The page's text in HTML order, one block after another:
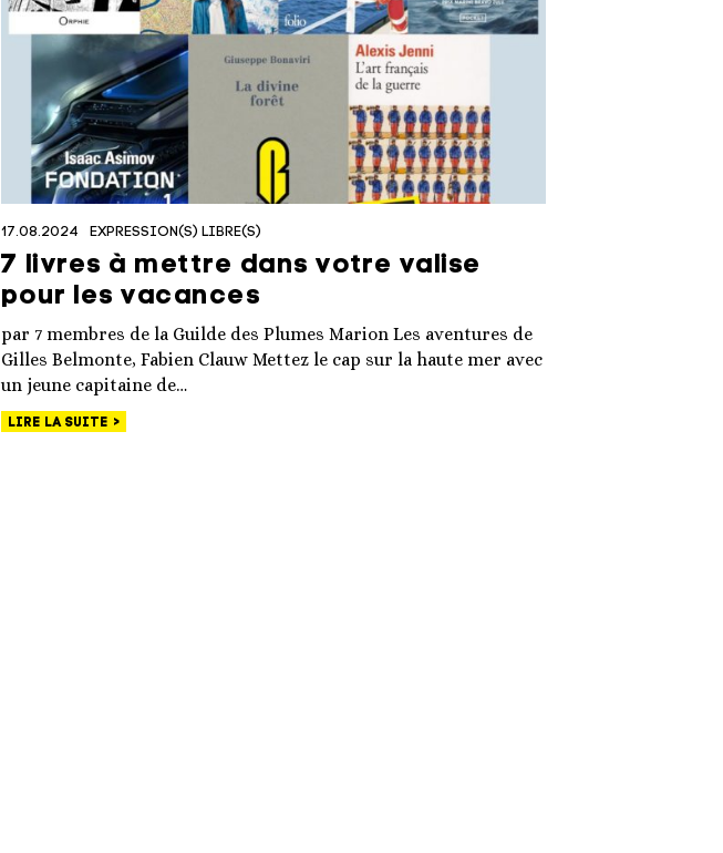
17.08.2024 EXPRESSION(S) LIBRE(S)
7 livres à mettre dans votre valise
pour les vacances
par 7 membres de la Guilde des Plumes Marion Les aventures de
Gilles Belmonte, Fabien Clauw Mettez le cap sur la haute mer avec
un jeune capitaine de…
LIRE LA SUITE